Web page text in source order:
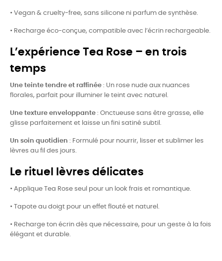
• Vegan & cruelty-free, sans silicone ni parfum de synthèse.
• Recharge éco-conçue, compatible avec l’écrin rechargeable.
L’expérience Tea Rose – en trois
temps
Une teinte tendre et raffinée : Un rose nude aux nuances
florales, parfait pour illuminer le teint avec naturel.
Une texture enveloppante : Onctueuse sans être grasse, elle
glisse parfaitement et laisse un fini satiné subtil.
Un soin quotidien : Formulé pour nourrir, lisser et sublimer les
lèvres au fil des jours.
Le rituel lèvres délicates
• Applique Tea Rose seul pour un look frais et romantique.
• Tapote au doigt pour un effet flouté et naturel.
• Recharge ton écrin dès que nécessaire, pour un geste à la fois
élégant et durable.